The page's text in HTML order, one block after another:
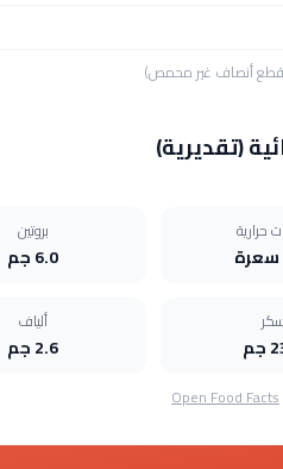
أنصاف غير محمص)
(تقديرية)
حرارية بروتين
6.0 جم
سكر ألياف
2.6 جم
Open Food Facts